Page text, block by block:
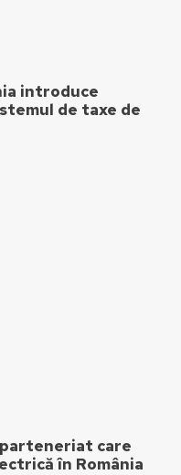
introduce
de taxe de
care
în România